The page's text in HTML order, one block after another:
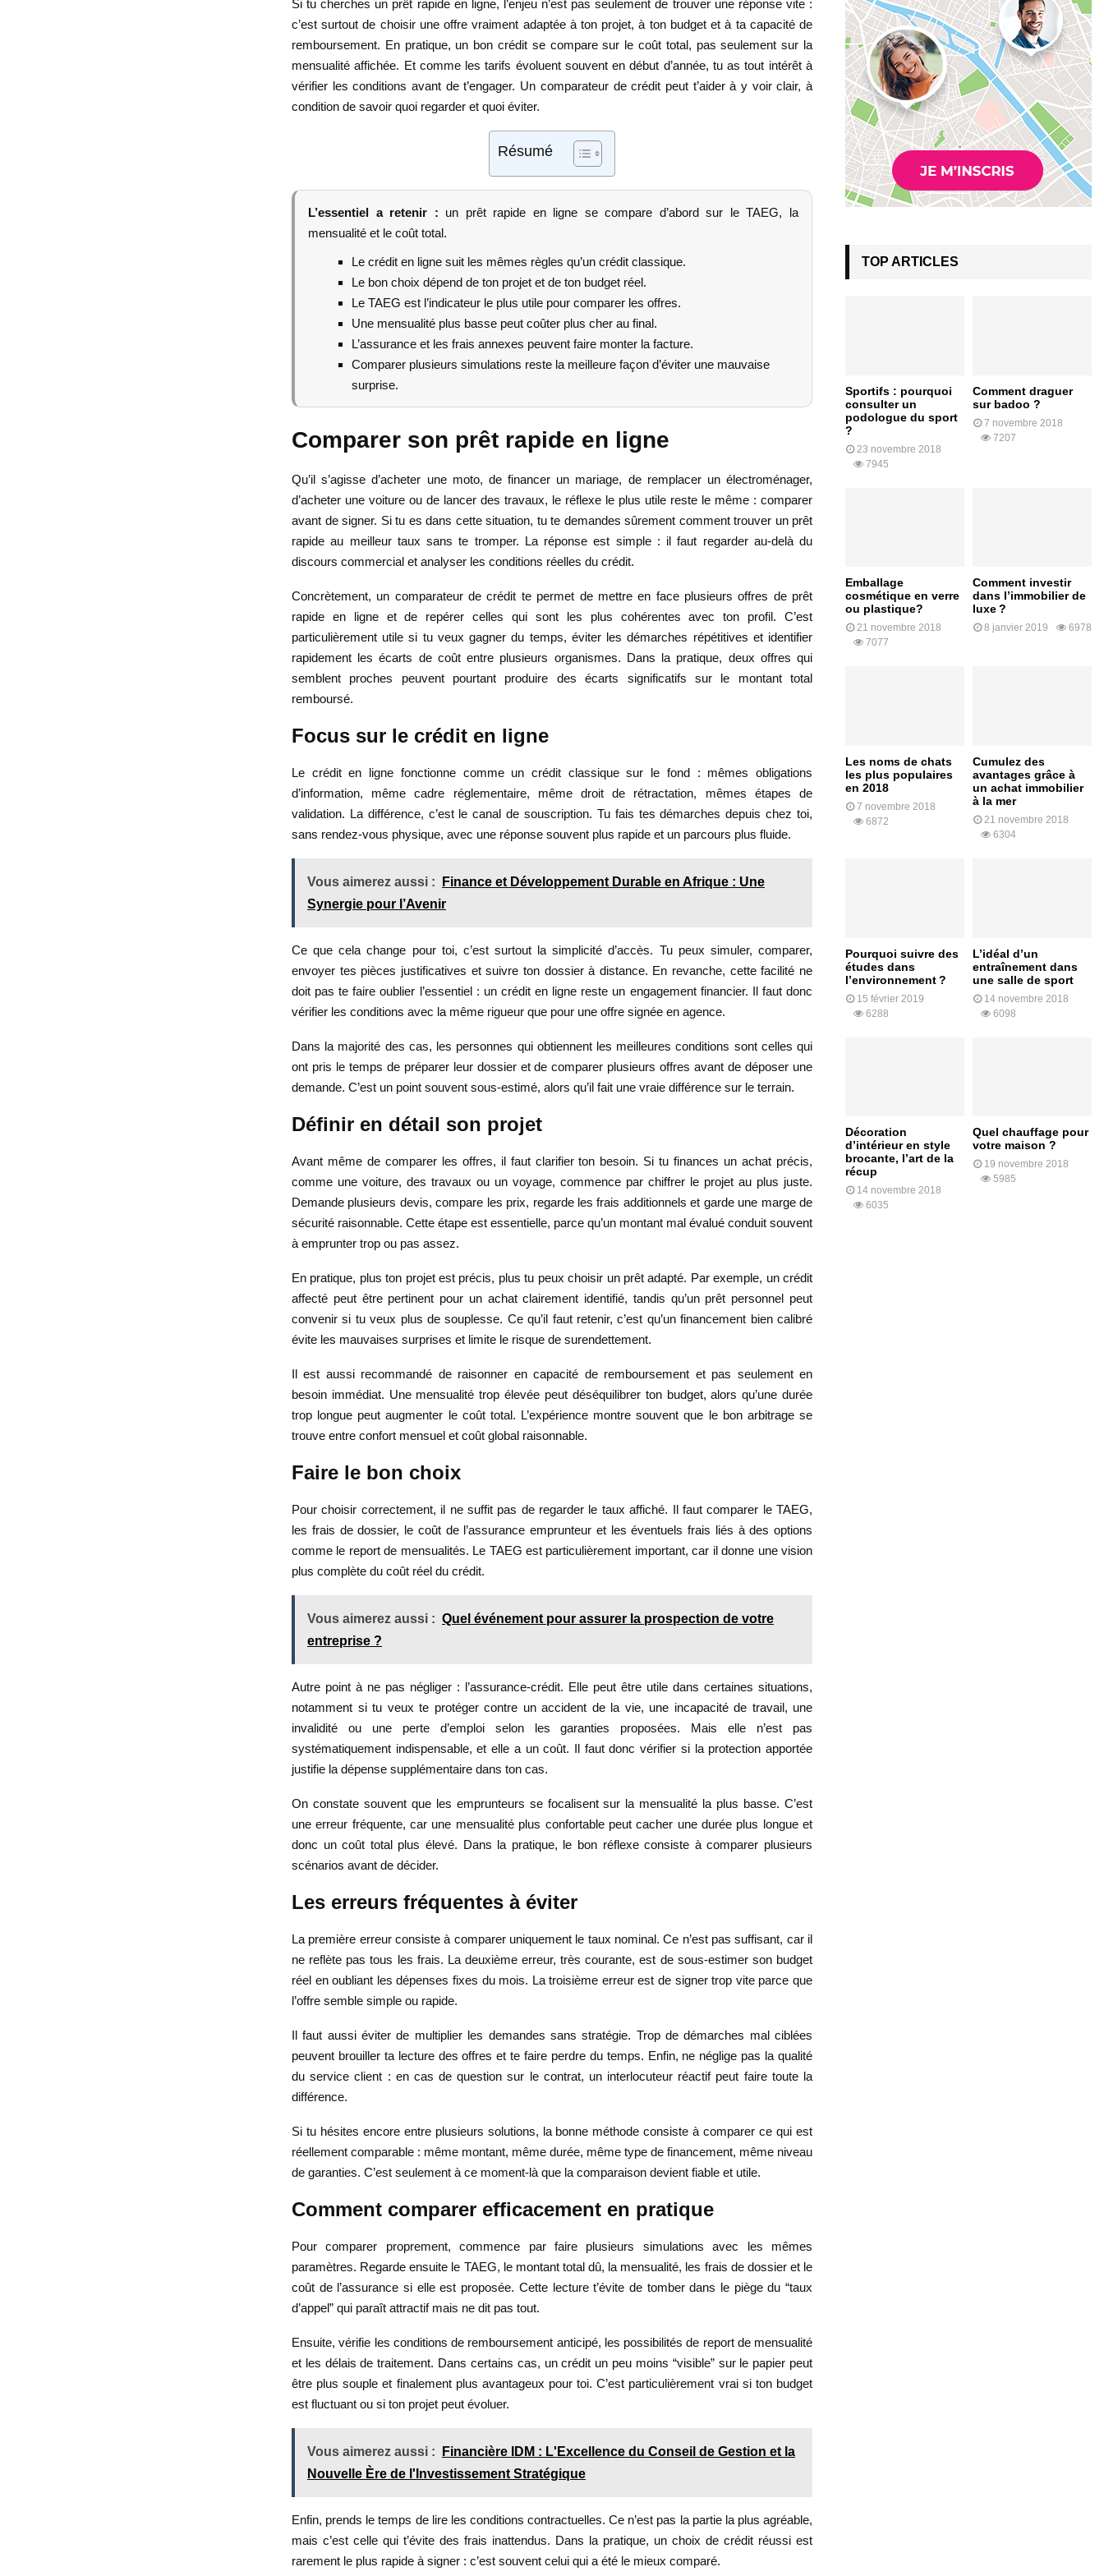
Si tu cherches un prêt rapide en ligne, l’enjeu n’est pas seulement de trouver une réponse vite :
c’est surtout de choisir une offre vraiment adaptée à ton projet, à ton budget et à ta capacité de
remboursement. En pratique, un bon crédit se compare sur le coût total, pas seulement sur la
mensualité affichée. Et comme les tarifs évoluent souvent en début d’année, tu as tout intérêt à
vérifier les conditions avant de t’engager. Un comparateur de crédit peut t’aider à y voir clair, à
condition de savoir quoi regarder et quoi éviter.
Résumé
L’essentiel a retenir : un prêt rapide en ligne se compare d’abord sur le TAEG, la
mensualité et le coût total.
Le crédit en ligne suit les mêmes règles qu’un crédit classique.
Le bon choix dépend de ton projet et de ton budget réel.
Le TAEG est l’indicateur le plus utile pour comparer les offres.
Une mensualité plus basse peut coûter plus cher au final.
L’assurance et les frais annexes peuvent faire monter la facture.
Comparer plusieurs simulations reste la meilleure façon d’éviter une mauvaise
surprise.
Comparer son prêt rapide en ligne
Qu’il s’agisse d’acheter une moto, de financer un mariage, de remplacer un électroménager,
d’acheter une voiture ou de lancer des travaux, le réflexe le plus utile reste le même : comparer
avant de signer. Si tu es dans cette situation, tu te demandes sûrement comment trouver un prêt
rapide au meilleur taux sans te tromper. La réponse est simple : il faut regarder au-delà du
discours commercial et analyser les conditions réelles du crédit.
Concrètement, un comparateur de crédit te permet de mettre en face plusieurs offres de prêt
rapide en ligne et de repérer celles qui sont les plus cohérentes avec ton profil. C’est
particulièrement utile si tu veux gagner du temps, éviter les démarches répétitives et identifier
rapidement les écarts de coût entre plusieurs organismes. Dans la pratique, deux offres qui
semblent proches peuvent pourtant produire des écarts significatifs sur le montant total
remboursé.
Focus sur le crédit en ligne
Le crédit en ligne fonctionne comme un crédit classique sur le fond : mêmes obligations
d’information, même cadre réglementaire, même droit de rétractation, mêmes étapes de
validation. La différence, c’est le canal de souscription. Tu fais tes démarches depuis chez toi,
sans rendez-vous physique, avec une réponse souvent plus rapide et un parcours plus fluide.
Vous aimerez aussi :
Finance et Développement Durable en Afrique : Une
Synergie pour l’Avenir
Ce que cela change pour toi, c’est surtout la simplicité d’accès. Tu peux simuler, comparer,
envoyer tes pièces justificatives et suivre ton dossier à distance. En revanche, cette facilité ne
doit pas te faire oublier l’essentiel : un crédit en ligne reste un engagement financier. Il faut donc
vérifier les conditions avec la même rigueur que pour une offre signée en agence.
Dans la majorité des cas, les personnes qui obtiennent les meilleures conditions sont celles qui
ont pris le temps de préparer leur dossier et de comparer plusieurs offres avant de déposer une
demande. C’est un point souvent sous-estimé, alors qu’il fait une vraie différence sur le terrain.
Définir en détail son projet
Avant même de comparer les offres, il faut clarifier ton besoin. Si tu finances un achat précis,
comme une voiture, des travaux ou un voyage, commence par chiffrer le projet au plus juste.
Demande plusieurs devis, compare les prix, regarde les frais additionnels et garde une marge de
sécurité raisonnable. Cette étape est essentielle, parce qu’un montant mal évalué conduit souvent
à emprunter trop ou pas assez.
En pratique, plus ton projet est précis, plus tu peux choisir un prêt adapté. Par exemple, un crédit
affecté peut être pertinent pour un achat clairement identifié, tandis qu’un prêt personnel peut
convenir si tu veux plus de souplesse. Ce qu’il faut retenir, c’est qu’un financement bien calibré
évite les mauvaises surprises et limite le risque de surendettement.
Il est aussi recommandé de raisonner en capacité de remboursement et pas seulement en
besoin immédiat. Une mensualité trop élevée peut déséquilibrer ton budget, alors qu’une durée
trop longue peut augmenter le coût total. L’expérience montre souvent que le bon arbitrage se
trouve entre confort mensuel et coût global raisonnable.
Faire le bon choix
Pour choisir correctement, il ne suffit pas de regarder le taux affiché. Il faut comparer le TAEG,
les frais de dossier, le coût de l’assurance emprunteur et les éventuels frais liés à des options
comme le report de mensualités. Le TAEG est particulièrement important, car il donne une vision
plus complète du coût réel du crédit.
Vous aimerez aussi : Quel événement pour assurer la prospection de votre
entreprise ?
Autre point à ne pas négliger : l’assurance-crédit. Elle peut être utile dans certaines situations,
notamment si tu veux te protéger contre un accident de la vie, une incapacité de travail, une
invalidité ou une perte d’emploi selon les garanties proposées. Mais elle n’est pas
systématiquement indispensable, et elle a un coût. Il faut donc vérifier si la protection apportée
justifie la dépense supplémentaire dans ton cas.
On constate souvent que les emprunteurs se focalisent sur la mensualité la plus basse. C’est
une erreur fréquente, car une mensualité plus confortable peut cacher une durée plus longue et
donc un coût total plus élevé. Dans la pratique, le bon réflexe consiste à comparer plusieurs
scénarios avant de décider.
Les erreurs fréquentes à éviter
La première erreur consiste à comparer uniquement le taux nominal. Ce n’est pas suffisant, car il
ne reflète pas tous les frais. La deuxième erreur, très courante, est de sous-estimer son budget
réel en oubliant les dépenses fixes du mois. La troisième erreur est de signer trop vite parce que
l’offre semble simple ou rapide.
Il faut aussi éviter de multiplier les demandes sans stratégie. Trop de démarches mal ciblées
peuvent brouiller ta lecture des offres et te faire perdre du temps. Enfin, ne néglige pas la qualité
du service client : en cas de question sur le contrat, un interlocuteur réactif peut faire toute la
différence.
Si tu hésites encore entre plusieurs solutions, la bonne méthode consiste à comparer ce qui est
réellement comparable : même montant, même durée, même type de financement, même niveau
de garanties. C’est seulement à ce moment-là que la comparaison devient fiable et utile.
Comment comparer efficacement en pratique
Pour comparer proprement, commence par faire plusieurs simulations avec les mêmes
paramètres. Regarde ensuite le TAEG, le montant total dû, la mensualité, les frais de dossier et le
coût de l’assurance si elle est proposée. Cette lecture t’évite de tomber dans le piège du “taux
d’appel” qui paraît attractif mais ne dit pas tout.
Ensuite, vérifie les conditions de remboursement anticipé, les possibilités de report de mensualité
et les délais de traitement. Dans certains cas, un crédit un peu moins “visible” sur le papier peut
être plus souple et finalement plus avantageux pour toi. C’est particulièrement vrai si ton budget
est fluctuant ou si ton projet peut évoluer.
Vous aimerez aussi :
Financière IDM : L'Excellence du Conseil de Gestion et la
Nouvelle Ère de l'Investissement Stratégique
Enfin, prends le temps de lire les conditions contractuelles. Ce n’est pas la partie la plus agréable,
mais c’est celle qui t’évite des frais inattendus. Dans la pratique, un choix de crédit réussi est
rarement le plus rapide à signer : c’est souvent celui qui a été le mieux comparé.
TOP ARTICLES
Sportifs : pourquoi
consulter un
podologue du sport
?
23 novembre 2018
7945
Comment draguer
sur badoo ?
7 novembre 2018
7207
Emballage
cosmétique en verre
ou plastique?
21 novembre 2018
7077
Comment investir
dans l’immobilier de
luxe ?
8 janvier 2019 6978
Les noms de chats
les plus populaires
en 2018
7 novembre 2018
6872
Cumulez des
avantages grâce à
un achat immobilier
à la mer
21 novembre 2018
6304
Pourquoi suivre des
études dans
l’environnement ?
15 février 2019
6288
L’idéal d’un
entraînement dans
une salle de sport
14 novembre 2018
6098
Décoration
d’intérieur en style
brocante, l’art de la
récup
14 novembre 2018
6035
Quel chauffage pour
votre maison ?
19 novembre 2018
5985